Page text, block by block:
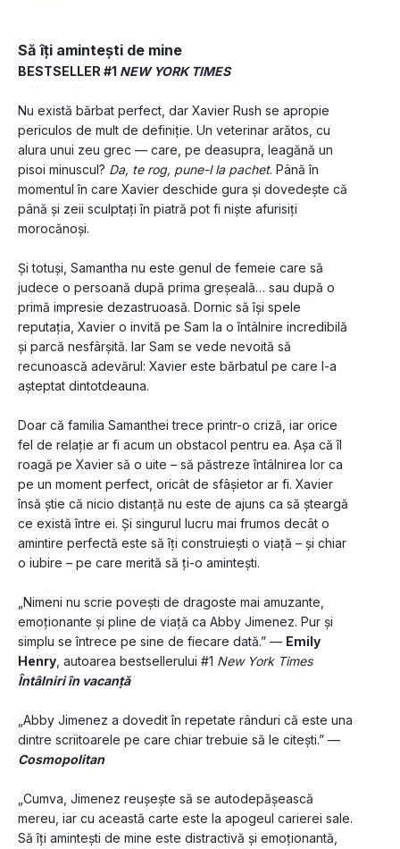
Să îți amintești de mine
BESTSELLER #1 NEW YORK TIMES
Nu există bărbat perfect, dar Xavier Rush se apropie
periculos de mult de definiţie. Un veterinar arătos, cu
alura unui zeu grec — care, pe deasupra, leagănă un
pisoi minuscul? Da, te rog, pune-l la pachet. Până în
momentul în care Xavier deschide gura și dovedește că
până și zeii sculptaţi în piatră pot fi niște afurisiţi
morocănoși.
Și totuși, Samantha nu este genul de femeie care să
judece o persoană după prima greșeală… sau după o
primă impresie dezastruoasă. Dornic să își spele
reputaţia, Xavier o invită pe Sam la o întâlnire incredibilă
și parcă nesfârșită. Iar Sam se vede nevoită să
recunoască adevărul: Xavier este bărbatul pe care l-a
așteptat dintotdeauna.
Doar că familia Samanthei trece printr-o criză, iar orice
fel de relaţie ar fi acum un obstacol pentru ea. Așa că îl
roagă pe Xavier să o uite – să păstreze întâlnirea lor ca
pe un moment perfect, oricât de sfâșietor ar fi. Xavier
însă știe că nicio distanţă nu este de ajuns ca să șteargă
ce există între ei. Și singurul lucru mai frumos decât o
amintire perfectă este să îţi construiești o viaţă – și chiar
o iubire – pe care merită să ţi-o amintești.
„Nimeni nu scrie povești de dragoste mai amuzante,
emoţionante și pline de viaţă ca Abby Jimenez. Pur și
simplu se întrece pe sine de fiecare dată.” — Emily
Henry , autoarea bestsellerului #1 New York Times
Întâlniri în vacanţă
„Abby Jimenez a dovedit în repetate rânduri că este una
Cosmopolitan
„Cumva, Jimenez reușește să se autodepășească
mereu, iar cu această carte este la apogeul carierei sale.
Să îţi amintești de mine este distractivă și emoţionantă,